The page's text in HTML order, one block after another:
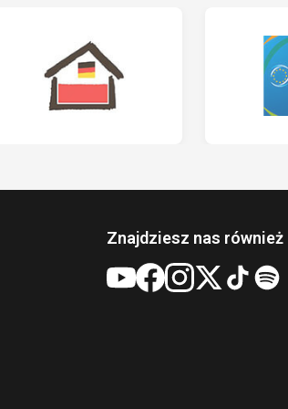
Znajdziesz nas również